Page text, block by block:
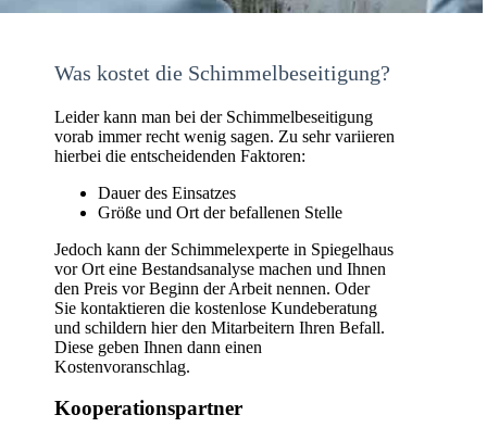
Was kostet die Schimmelbeseitigung?
Leider kann man bei der Schimmelbeseitigung
vorab immer recht wenig sagen. Zu sehr variieren
hierbei die entscheidenden Faktoren:
Dauer des Einsatzes
Größe und Ort der befallenen Stelle
Jedoch kann der Schimmelexperte in Spiegelhaus
vor Ort eine Bestandsanalyse machen und Ihnen
den Preis vor Beginn der Arbeit nennen. Oder
Sie kontaktieren die kostenlose Kundeberatung
und schildern hier den Mitarbeitern Ihren Befall.
Diese geben Ihnen dann einen
Kostenvoranschlag.
Kooperationspartner